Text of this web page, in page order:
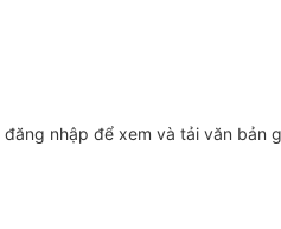
đăng nhập để xem và tải văn bản